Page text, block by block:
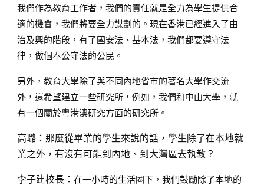
我們作為教育工作者，我們的責任就是全力為學生提供合
適的機會，我們將要全力謀劃的。現在香港已經進入了由
治及興的階段，有了國安法、基本法，我們都要遵守法
律，做個奉公守法的公民。
另外，教育大學除了與不同內地省市的著名大學作交流
外，還希望建立一些研究所，例如，我們和中山大學，就
有一個關於粵港澳研究方面的研究所。
高璐： 那麼從畢業的學生來說的話，學生除了在本地就
業之外，有沒有可能到內地、到大灣區去執教？
李子建校長：在一小時的生活圈下，我們鼓勵除了本地的